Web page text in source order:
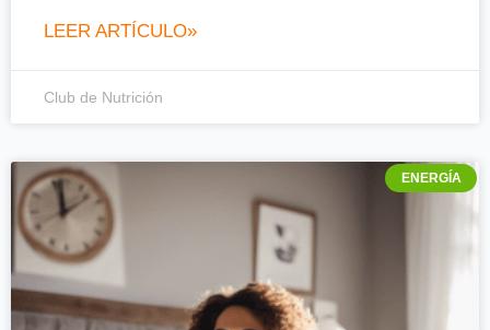
LEER ARTÍCULO»
Club de Nutrición
ENERGÍA